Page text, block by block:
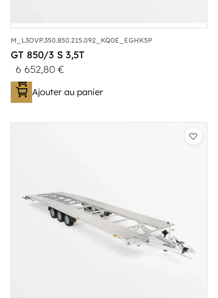
Longueur utile (mm) :
Plancher :Lorhs en Aluminium
M_L3OVP.350.850.215.092_KQ0E_EGHK5P
GT 850/3 S 3,5T
6 652,80€
Ajouter au panier